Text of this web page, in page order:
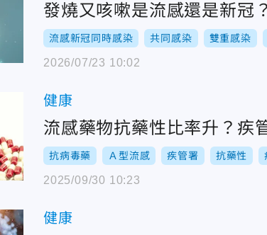
發燒又咳嗽是流感還是新冠
流感新冠同時感染 共同感染 雙重感染
2026/07/23 10:02
健康
流感藥物抗藥性比率升？疾
抗病毒藥 Ａ型流感 疾管署 抗藥性
2025/09/30 10:23
健康